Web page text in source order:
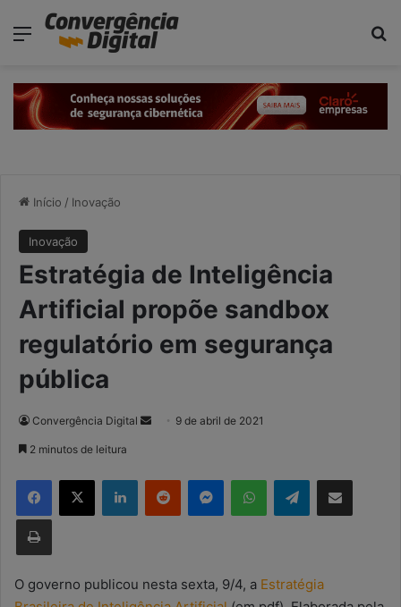
Menu
Início / Inovação
Inovação
Estratégia de Inteligência
Artificial propõe sandbox
regulatório em segurança
pública
Convergência Digital
d
-
9 de abril de 2021
2 minutos de leitura
Telegram
O governo publicou nesta sexta, 9/4, a Estratégia